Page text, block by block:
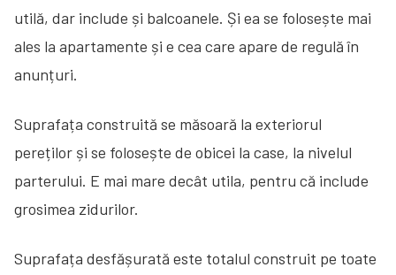
utilă, dar include și balcoanele. Și ea se folosește mai
ales la apartamente și e cea care apare de regulă în
anunțuri.
Suprafața construită se măsoară la exteriorul
pereților și se folosește de obicei la case, la nivelul
parterului. E mai mare decât utila, pentru că include
grosimea zidurilor.
Suprafața desfășurată este totalul construit pe toate